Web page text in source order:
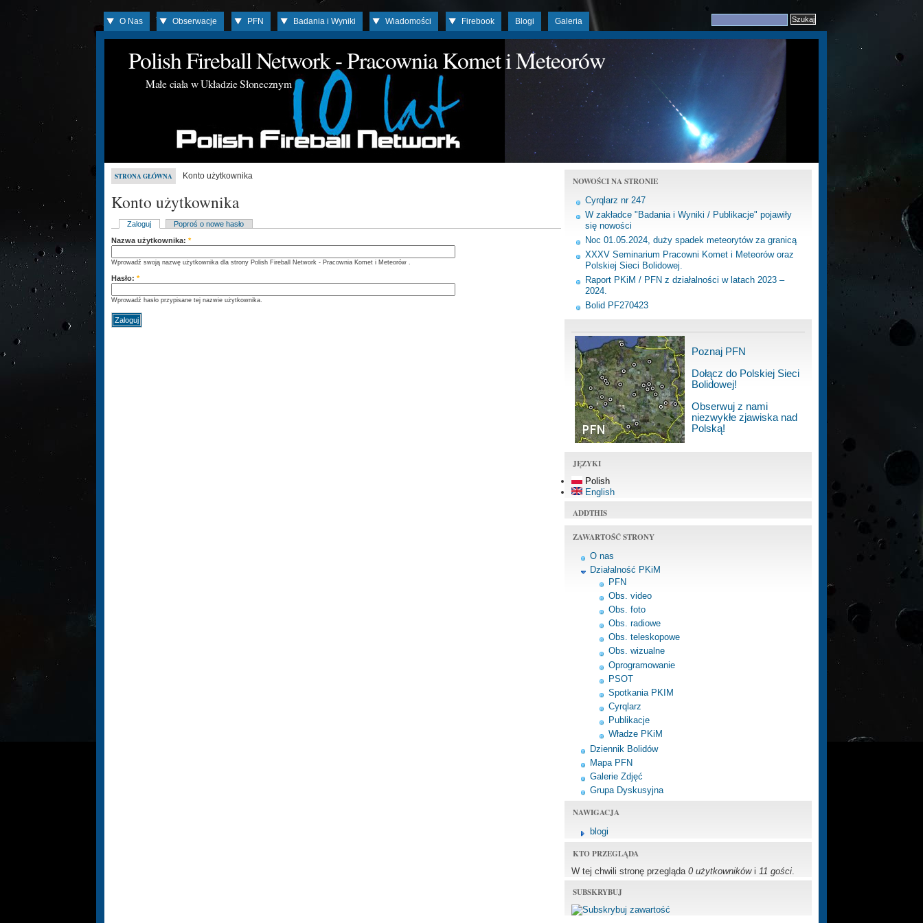
O Nas Obserwacje PFN Badania i Wyniki Wiadomości Firebook Blogi Galeria
Polish Fireball Network - Pracownia Komet i Meteorów
Małe ciała w Układzie Słonecznym
STRONA GŁÓWNA Konto użytkownika
Konto użytkownika
Zaloguj
Poproś o nowe hasło
Nazwa użytkownika: *
Wprowadź swoją nazwę użytkownika dla strony Polish Fireball Network - Pracownia Komet i Meteorów .
Hasło: *
Wprowadź hasło przypisane tej nazwie użytkownika.
NOWOŚCI NA STRONIE
Cyrqlarz nr 247
W zakładce "Badania i Wyniki / Publikacje" pojawiły
się nowości
Noc 01.05.2024, duży spadek meteorytów za granicą
XXXV Seminarium Pracowni Komet i Meteorów oraz
Polskiej Sieci Bolidowej.
Raport PKiM / PFN z działalności w latach 2023 –
2024.
Bolid PF270423
Poznaj PFN
Dołącz do Polskiej Sieci
Bolidowej!
Obserwuj z nami
niezwykłe zjawiska nad
Polską!
JĘZYKI
Polish
English
ADDTHIS
ZAWARTOŚĆ STRONY
O nas
Działalność PKiM
PFN
Obs. video
Obs. foto
Obs. radiowe
Obs. teleskopowe
Obs. wizualne
Oprogramowanie
PSOT
Spotkania PKIM
Cyrqlarz
Publikacje
Władze PKiM
Dziennik Bolidów
Mapa PFN
Galerie Zdjęć
Grupa Dyskusyjna
NAWIGACJA
blogi
KTO PRZEGLĄDA
W tej chwili stronę przegląda 0 użytkownikówi 11 gości
SUBSKRYBUJ